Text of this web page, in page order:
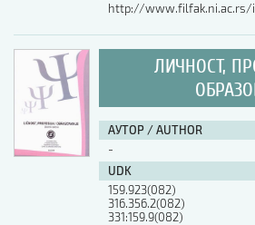
http://www.filfak.ni.ac.rs/
ЛИЧНОСТ,
АУТОР / AUTHOR
-
UDK
159.923(082)
316.356.2(082)
331:159.9(082)